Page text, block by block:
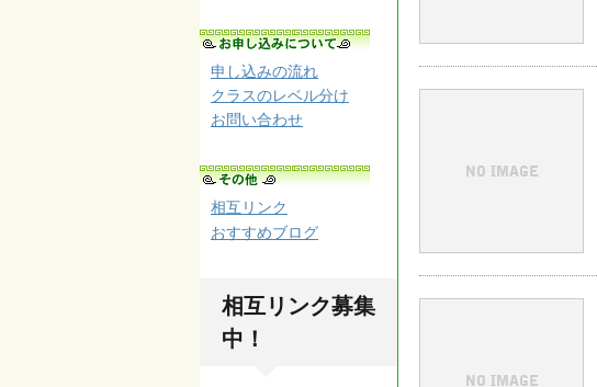
申し込みの流れ
クラスのレベル分け
お問い合わせ
相互リンク
おすすめブログ
相互リンク募集
中！